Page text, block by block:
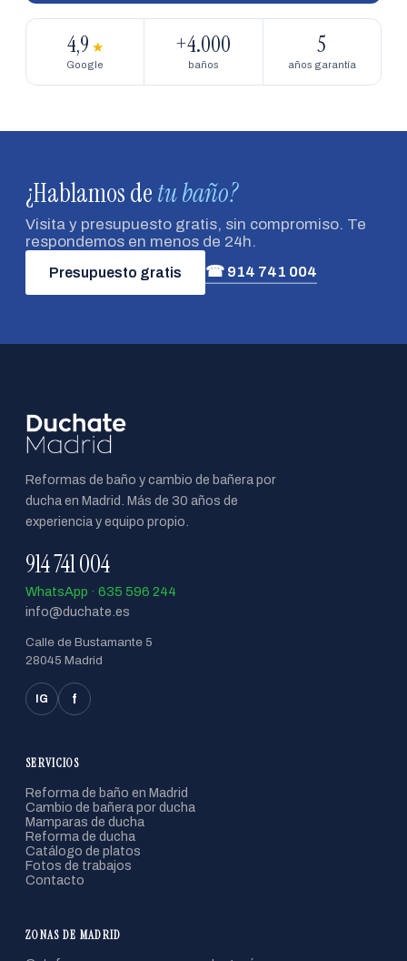
4,9 ★
Google
+4.000
baños
5
años garantía
¿Hablamos detu baño?
Visita y presupuesto gratis, sin compromiso. Te
respondemos en menos de 24h.
Presupuesto gratis ☎ 914 741 004
Reformas de baño y cambio de bañera por
ducha en Madrid. Más de 30 años de
experiencia y equipo propio.
914 741 004
WhatsApp · 635 596 244
info@duchate.es
Calle de Bustamante 5
28045 Madrid
IG f
SERVICIOS
Reforma de baño en Madrid
Cambio de bañera por ducha
Mamparas de ducha
Reforma de ducha
Catálogo de platos
Fotos de trabajos
Contacto
ZONAS DE MADRID